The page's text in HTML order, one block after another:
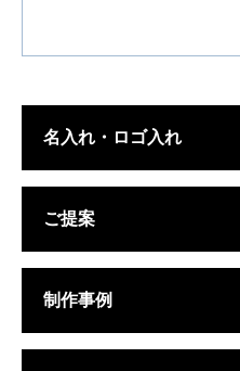
名入れ・ロゴ入れ
ご提案
制作事例